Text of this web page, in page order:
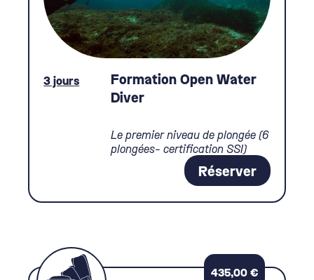
3 jours
Formation Open Water
Diver
Le premier niveau de plongée (6
plongées- certification SSI)
Réserver
435,00 €